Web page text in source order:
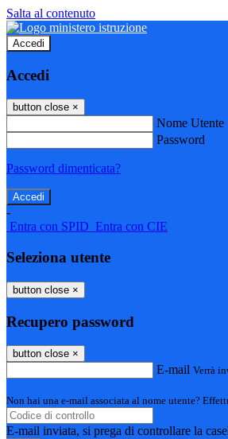
Salta al contenuto
Accedi
Accedi
button close ×
Nome Utente
Password
Password dimenticata?
-
Entra con SPID Entra con CIE
Seleziona utente
button close ×
Recupero password
button close ×
E-mail Verrà
Non hai una e-mail associata al nome utente?
E-mail inviata, si prega di controllare la